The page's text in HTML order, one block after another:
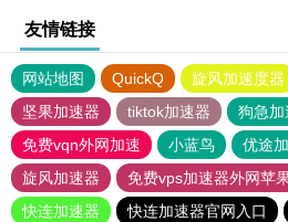
友情链接
网站地图 QuickQ 旋风加速度器
坚果加速器
tiktok加速器
狗急加
免费vqn外网加速
小蓝鸟 优途
旋风加速器
免费vps加速器外网苹
快连加速器
快连加速器官网入口